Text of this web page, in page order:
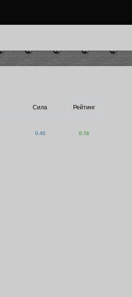
Сила Рейтинг
0.40 0.16